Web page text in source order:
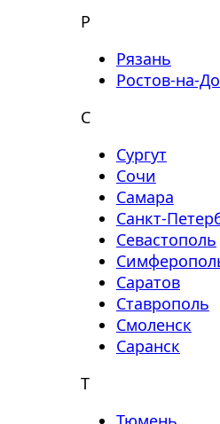
Р
Рязань
Ростов-на-
С
Сургут
Сочи
Самара
Санкт-
Севастополь
Саратов
Ставрополь
Смоленск
Саранск
Т